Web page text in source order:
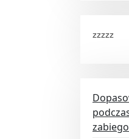
zzzzz